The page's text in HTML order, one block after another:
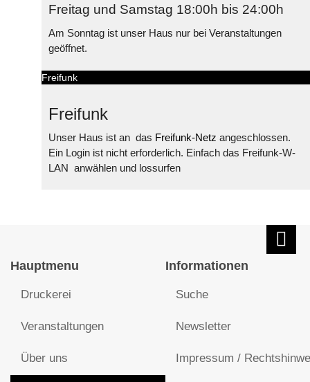
Freitag und Samstag 18:00h bis 24:00h
Am Sonntag ist unser Haus nur bei Veranstaltungen
geöffnet.
Freifunk
Freifunk
Unser Haus ist an das Freifunk-Netz angeschlossen.
Ein Login ist nicht erforderlich. Einfach das Freifunk-W-
LAN anwählen und lossurfen
Hauptmenu
Druckerei
Veranstaltungen
Über uns
Informationen
Suche
Newsletter
Impressum /